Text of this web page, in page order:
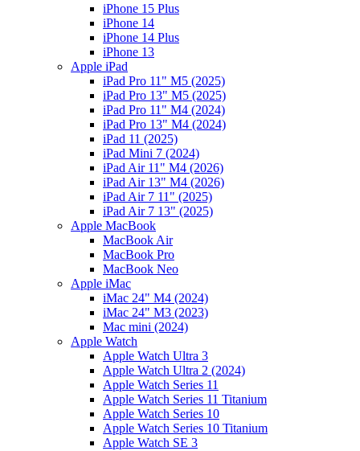
iPhone 15 Plus
iPhone 14
iPhone 14 Plus
iPhone 13
Apple iPad
iPad Pro 11" M5 (2025)
iPad Pro 13" M5 (2025)
iPad Pro 11" M4 (2024)
iPad Pro 13" M4 (2024)
iPad 11 (2025)
iPad Mini 7 (2024)
iPad Air 11" M4 (2026)
iPad Air 13" M4 (2026)
iPad Air 7 11" (2025)
iPad Air 7 13" (2025)
Apple MacBook
MacBook Air
MacBook Pro
MacBook Neo
Apple iMac
iMac 24" M4 (2024)
iMac 24" M3 (2023)
Mac mini (2024)
Apple Watch
Apple Watch Ultra 3
Apple Watch Ultra 2 (2024)
Apple Watch Series 11
Apple Watch Series 11 Titanium
Apple Watch Series 10
Apple Watch Series 10 Titanium
Apple Watch SE 3